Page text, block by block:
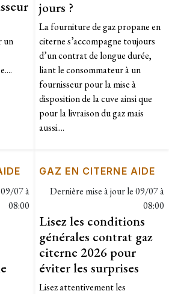
un
jours ?
La fourniture de gaz propane en
citerne s’accompagne toujours
d’un contrat de longue durée,
liant le consommateur à un
fournisseur pour la mise à
disposition de la cuve ainsi que
pour la livraison du gaz mais
aussi....
09/07 à
08:00
GAZ EN CITERNE AIDE
Dernière mise à jour le09/07 à
08:00
Lisez les conditions
générales contrat gaz
citerne 2026 pour
éviter les surprises
Lisez attentivement les